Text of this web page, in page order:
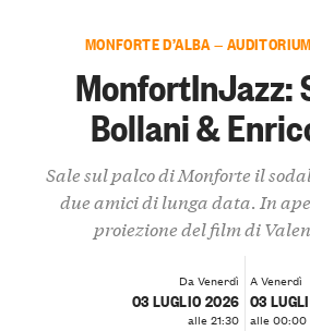
MONFORTE D’ALBA —
MonfortInJazz:
Bollani &
Sale sul palco di Monforte il
due amici di lunga data. In
proiezione del film di
Da Venerdì
03 LUGLIO 2026
alle 21:30
A Venerdì
03
alle 00:00